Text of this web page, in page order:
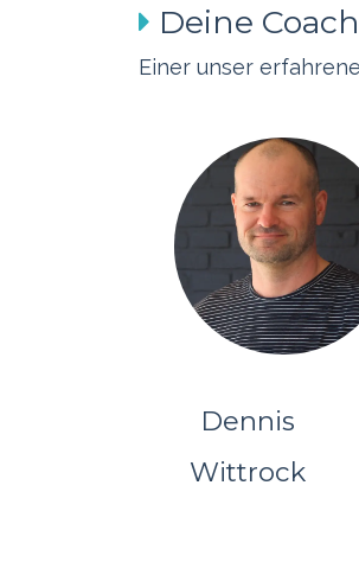
Deine
Einer unser
Dennis
Wittrock